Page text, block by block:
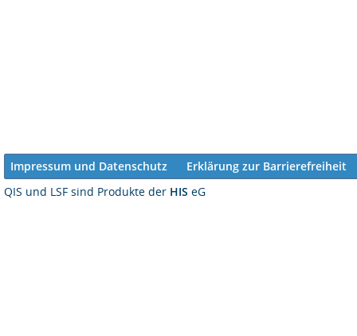
Impressum und Datenschutz
Erklärung zur Barrierefreiheit
QIS und LSF sind Produkte der HIS eG